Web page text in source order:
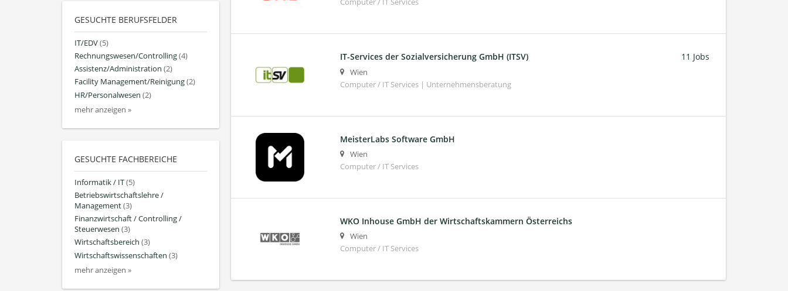
GESUCHTE BERUFSFELDER
IT/EDV(5)
Rechnungswesen/Controlling(4)
Assistenz/Administration (2)
Facility Management/Reinigung(2)
HR/Personalwesen (2)
mehr anzeigen »
GESUCHTE FACHBEREICHE
Informatik / IT(5)
Betriebswirtschaftslehre /
Management(3)
Finanzwirtschaft / Controlling /
Steuerwesen (3)
Wirtschaftsbereich (3)
Wirtschaftswissenschaften (3)
mehr anzeigen »
Computer / IT Services
IT-Services der Sozialversicherung GmbH (ITSV)
Wien
Computer / IT Services | Unternehmensberatung
11 Jobs
MeisterLabs Software GmbH
Wien
Computer / IT Services
WKO Inhouse GmbH der Wirtschaftskammern Österreichs
Wien
Computer / IT Services